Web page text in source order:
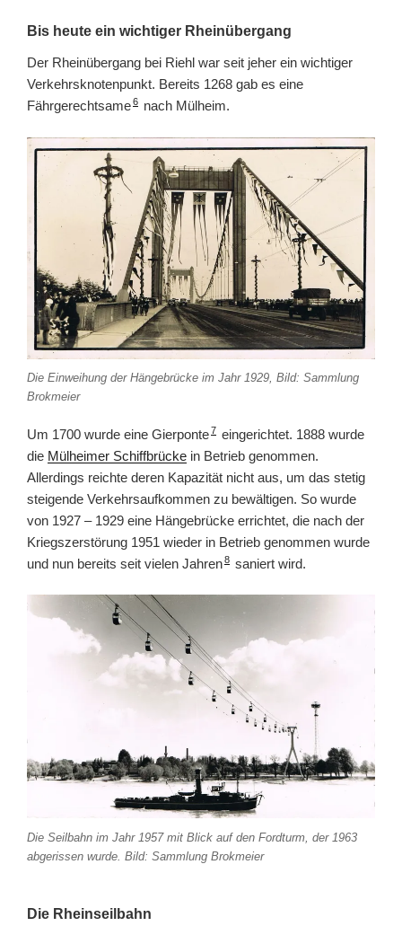
Bis heute ein wichtiger Rheinübergang
Der Rheinübergang bei Riehl war seit jeher ein wichtiger
Verkehrsknotenpunkt. Bereits 1268 gab es eine
Fährgerechtsame6 nach Mülheim.
Die Einweihung der Hängebrücke im Jahr 1929, Bild: Sammlung
Brokmeier
Um 1700 wurde eine Gierponte7 eingerichtet. 1888 wurde
die Mülheimer Schiffbrücke in Betrieb genommen.
Allerdings reichte deren Kapazität nicht aus, um das stetig
steigende Verkehrsaufkommen zu bewältigen. So wurde
von 1927 – 1929 eine Hängebrücke errichtet, die nach der
Kriegszerstörung 1951 wieder in Betrieb genommen wurde
und nun bereits seit vielen Jahren8 saniert wird.
Die Seilbahn im Jahr 1957 mit Blick auf den Fordturm, der 1963
abgerissen wurde. Bild: Sammlung Brokmeier
Die Rheinseilbahn